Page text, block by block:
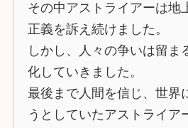
その中アストライアーは地
正義を訴え続けました。
しかし、人々の争いは留ま
化していきました。
最後まで人間を信じ、世界
うとしていたアストライア